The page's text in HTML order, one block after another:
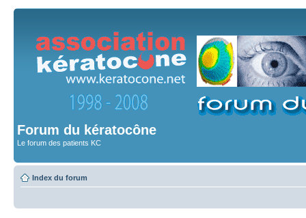
Forum du kératocône
Le forum des patients KC
Index du forum